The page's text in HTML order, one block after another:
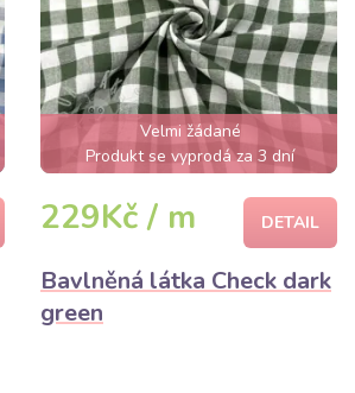
Velmi žádané
Produkt se vyprodá za 3 dní
229Kč / m DETAIL
Bavlněná látka Check dark
green